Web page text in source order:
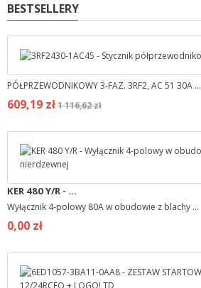
BESTSELLERY
PÓŁPRZEWODNIKOWY 3-FAZ. 3RF2, AC 51 30A ...
609,19 zł1 116,62 zł
KER 480 Y/R - ...
Wyłącznik 4-polowy 80A w obudowie z blachy ...
0,00 zł